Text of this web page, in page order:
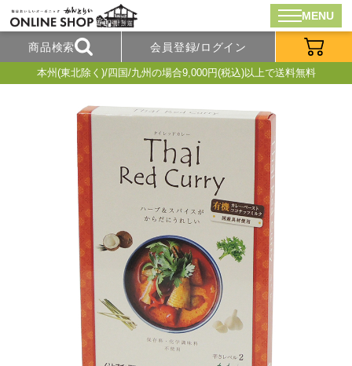
MENU
商品検索 会員登録/ログイン
本州(東北除く)/四国/九州の場合9,000円(税込)以上で送料無料